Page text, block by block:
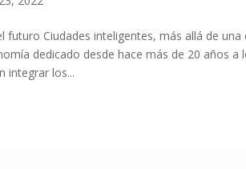
futuro Ciudades inteligentes, más allá de
dedicado desde hace más de 20 años
integrar los...